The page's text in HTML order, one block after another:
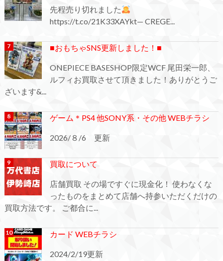
先程売り切れました
https://t.co/21K33XAYkt— CREGE...
■おもちゃSNS更新しました！■
ONEPIECE BASESHOP限定WCF 尾田栄一郎、
ルフィお買取させて頂きました！ありがとうご
ざいます&...
ゲーム＊PS4 他SONY系・その他 WEBチラシ
2026/８/6 更新
買取について
店舗買取 その場ですぐに現金化！ 使わなくな
ったものをまとめて店舗へ持参いただくだけの
買取方法です。 ご都合に...
カード WEBチラシ
2024/2/19更新